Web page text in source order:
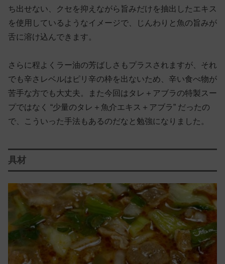
ち出せない、クセを抑えながら旨みだけを抽出したエキス
を使用しているようなイメージで、じんわりと魚の旨みが
舌に溶け込んできます。
さらに程よくラー油の芳ばしさもプラスされますが、それ
でも辛さレベルはピリ辛の枠を出ないため、辛い食べ物が
苦手な方でも大丈夫。また今回はタレ＋アブラの特製スー
プではなく “少量のタレ＋魚介エキス＋アブラ” だったの
で、こういった手法もあるのだなと勉強になりました。
具材